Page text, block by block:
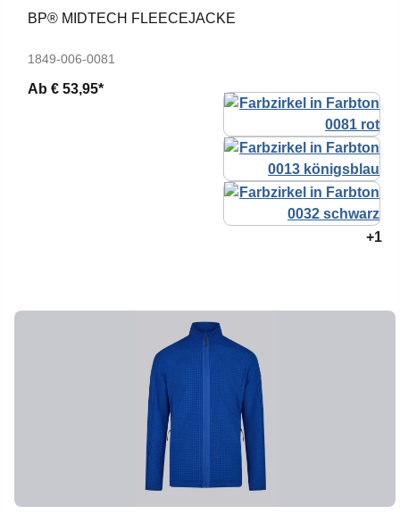
BP® MIDTECH FLEECEJACKE
1849-006-0081
Ab € 53,95*
+1